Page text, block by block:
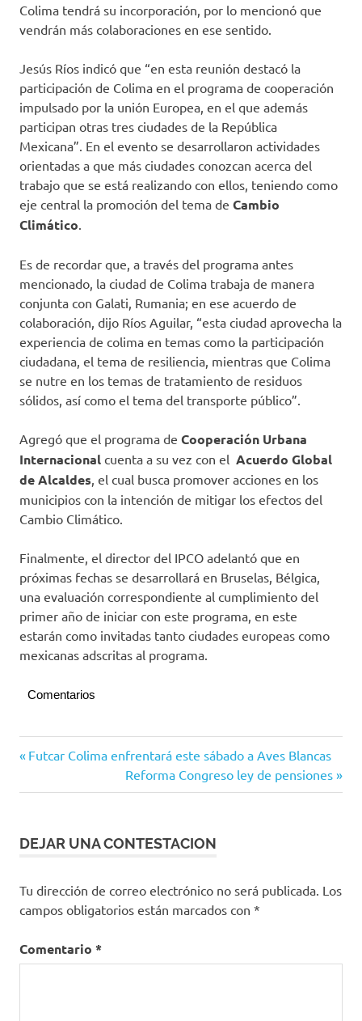
Colima tendrá su incorporación, por lo mencionó que
vendrán más colaboraciones en ese sentido.
Jesús Ríos indicó que “en esta reunión destacó la
participación de Colima en el programa de cooperación
impulsado por la unión Europea, en el que además
participan otras tres ciudades de la República
Mexicana”. En el evento se desarrollaron actividades
orientadas a que más ciudades conozcan acerca del
trabajo que se está realizando con ellos, teniendo como
eje central la promoción del tema de Cambio
Climático.
Es de recordar que, a través del programa antes
mencionado, la ciudad de Colima trabaja de manera
conjunta con Galati, Rumania; en ese acuerdo de
colaboración, dijo Ríos Aguilar, “esta ciudad aprovecha la
experiencia de colima en temas como la participación
ciudadana, el tema de resiliencia, mientras que Colima
se nutre en los temas de tratamiento de residuos
sólidos, así como el tema del transporte público”.
Agregó que el programa de Cooperación Urbana
Internacional cuenta a su vez con el Acuerdo Global
de Alcaldes, el cual busca promover acciones en los
municipios con la intención de mitigar los efectos del
Cambio Climático.
Finalmente, el director del IPCO adelantó que en
próximas fechas se desarrollará en Bruselas, Bélgica,
una evaluación correspondiente al cumplimiento del
primer año de iniciar con este programa, en este
estarán como invitadas tanto ciudades europeas como
mexicanas adscritas al programa.
Comentarios
Navegación
de
Entrada
Futcar Colima enfrentará este sábado a Aves Blancas
Siguiente
entrada:
Reforma Congreso ley de pensiones
DEJAR UNA CONTESTACION
Tu dirección de correo electrónico no será publicada. Los
campos obligatorios están marcados con *
Comentario *